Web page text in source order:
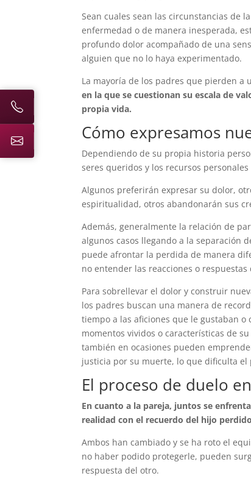
Sean cuales sean las circunstancias de
enfermedad o de manera inesperada,
profundo dolor acompañado de una
alguien que no lo haya experimentado.
La mayoría de los padres que pierden
en la que se cuestionan su escala de
propia vida.
Cómo expresamos
Dependiendo de su propia historia
seres queridos y los recursos
Algunos preferirán expresar su dolor,
espiritualidad, otros abandonarán sus
Además, generalmente la relación de
algunos casos llegando a la separación
puede afrontar la perdida de manera
no entender las reacciones o respuestas
Para sobrellevar el dolor y construir
los padres buscan una manera de
tiempo a las aficiones que le gustaban
momentos vividos o características de
también en ocasiones pueden
justicia por su muerte, lo que dificulta el
El proceso de duelo
En cuanto a la pareja, juntos se
realidad con el recuerdo del hijo
Ambos han cambiado y se ha roto el
no haber podido protegerle, pueden
respuesta del otro.